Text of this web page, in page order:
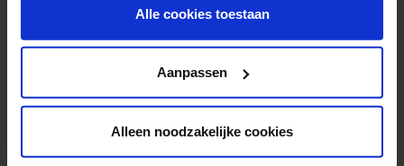
toekomst wijzigen.Alle cookies toestaan
Aanpassen
Alleen noodzakelijke cookies
Reizen met Shoestring
De belangrijkste info op een rij